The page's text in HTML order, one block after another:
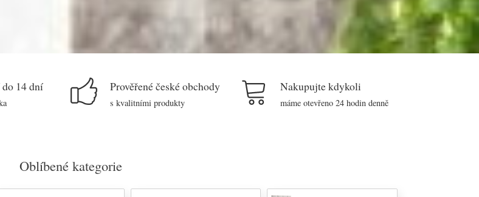
14 dní Prověřené české obchody
s kvalitními produkty
Nakupujte kdykoli
máme otevřeno 24 hodin denně
Oblíbené kategorie